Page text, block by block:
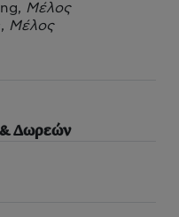
Μέλος
Μέλος
& Δωρεών